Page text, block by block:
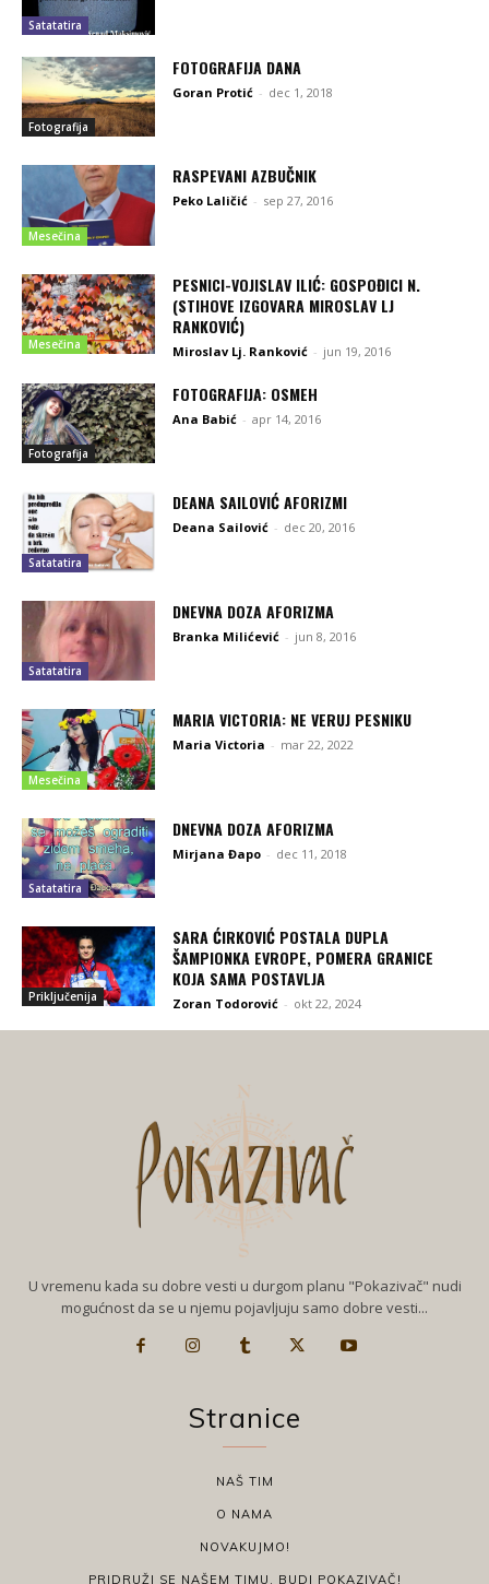
Satatatira
Fotografija
FOTOGRAFIJA DANA
Goran Protić - dec 1, 2018
Mesečina
RASPEVANI AZBUČNIK
Peko Laličić - sep 27, 2016
Mesečina
PESNICI-VOJISLAV ILIĆ: GOSPOĐICI N.
(STIHOVE IZGOVARA MIROSLAV LJ
RANKOVIĆ)
Miroslav Lj. Ranković - jun 19, 2016
Fotografija
FOTOGRAFIJA: OSMEH
Ana Babić - apr 14, 2016
Satatatira
DEANA SAILOVIĆ AFORIZMI
Deana Sailović - dec 20, 2016
Satatatira
DNEVNA DOZA AFORIZMA
Branka Milićević - jun 8, 2016
Mesečina
MARIA VICTORIA: NE VERUJ PESNIKU
Maria Victoria - mar 22, 2022
Satatatira
DNEVNA DOZA AFORIZMA
Mirjana Đapo - dec 11, 2018
Priključenija
SARA ĆIRKOVIĆ POSTALA DUPLA
ŠAMPIONKA EVROPE, POMERA GRANICE
KOJA SAMA POSTAVLJA
Zoran Todorović - okt 22, 2024
U vremenu kada su dobre vesti u durgom planu "Pokazivač" nudi
mogućnost da se u njemu pojavljuju samo dobre vesti...
Stranice
NAŠ TIM
O NAMA
NOVAKUJMO!
PRIDRUŽI SE NAŠEM TIMU, BUDI POKAZIVAČ!